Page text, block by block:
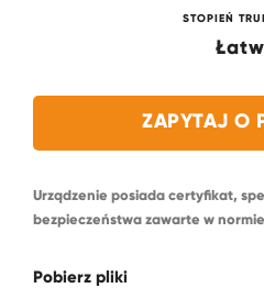
STOPIEŃ
ZAPYTAJ O
Urządzenie posiada certyfikat,
bezpieczeństwa zawarte w normie
Pobierz pliki